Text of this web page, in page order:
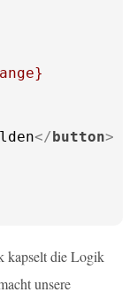
</button>
kapselt die Logik
unsere